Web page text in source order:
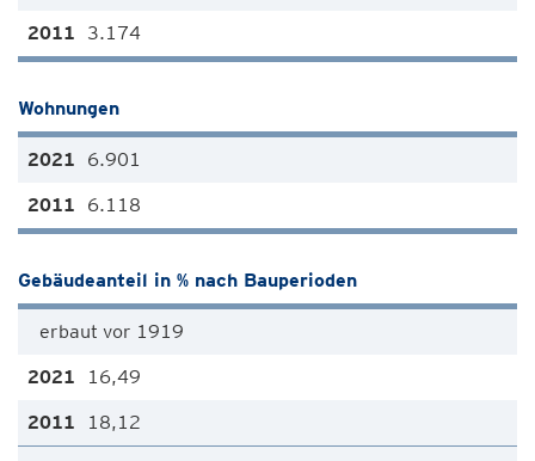
3.174
Wohnungen
6.901
6.118
Gebäudeanteil in % nach Bauperioden
erbaut vor 1919
16,49
18,12